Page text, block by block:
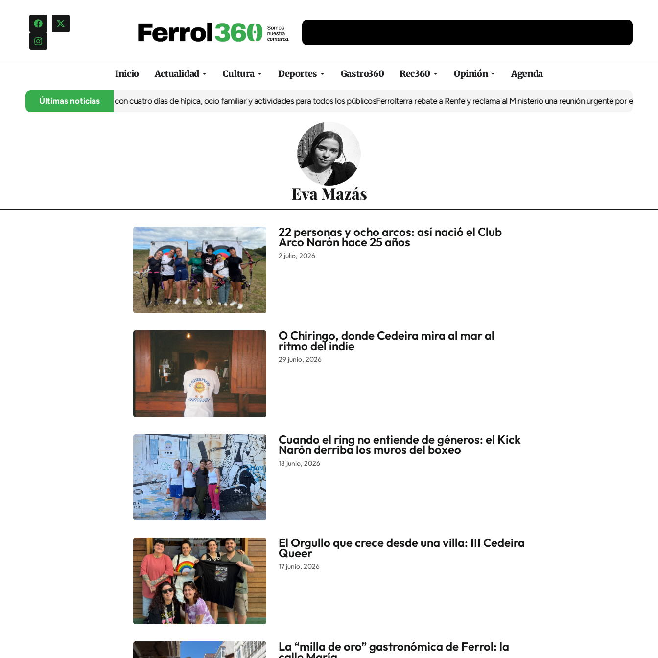
Inicio Actualidad Cultura Deportes Gastro360 Rec360 Opinión Agenda
Últimas noticias
arranca su 35º aniversario con cuatro días de hípica, ocio familiar y actividades para todos los públicosFerrolterra rebate a Renfe y reclama al Ministerio una reunión urgente por el tren
Eva Mazás
22 personas y ocho arcos: así nació el Club
Arco Narón hace 25 años
2 julio, 2026
O Chiringo, donde Cedeira mira al mar al
ritmo del indie
29 junio, 2026
Cuando el ring no entiende de géneros: el Kick
Narón derriba los muros del boxeo
18 junio, 2026
El Orgullo que crece desde una villa: III Cedeira
Queer
17 junio, 2026
La “milla de oro” gastronómica de Ferrol: la